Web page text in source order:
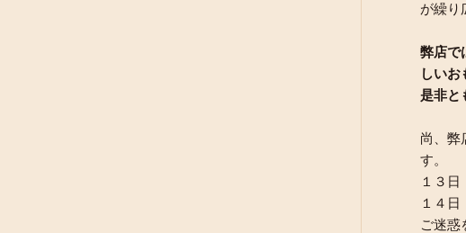
が繰り
弊店で
しいお
是非と
尚、弊
す。
１３
１４
ご迷惑